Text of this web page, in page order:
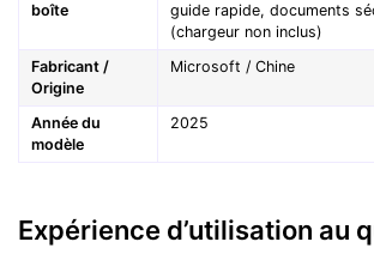
boîte
guide rapide, documents
(chargeur non inclus)
Fabricant /
Origine
Microsoft / Chine
Année du
modèle
2025
Expérience d’utilisation au